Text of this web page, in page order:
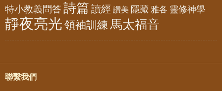
特小教義問答詩篇 讀經 讚美 隱藏 雅各 靈修神學
靜夜亮光 領袖訓練 馬太福音
聯繫我們